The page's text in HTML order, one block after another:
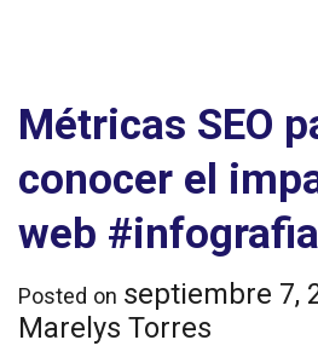
Métricas SEO
conocer el
web #infografia
Posted on septiembre 7,
Marelys Torres